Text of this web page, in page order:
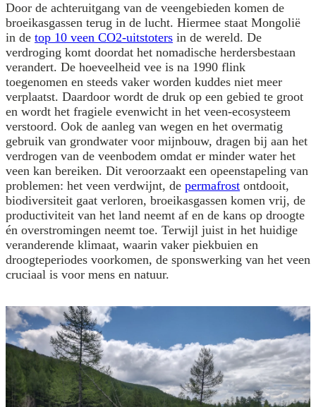
Door de achteruitgang van de veengebieden komen de
broeikasgassen terug in de lucht. Hiermee staat Mongolië
in de top 10 veen CO2-uitstoters in de wereld. De
verdroging komt doordat het nomadische herdersbestaan
verandert. De hoeveelheid vee is na 1990 flink
toegenomen en steeds vaker worden kuddes niet meer
verplaatst. Daardoor wordt de druk op een gebied te groot
en wordt het fragiele evenwicht in het veen-ecosysteem
verstoord. Ook de aanleg van wegen en het overmatig
gebruik van grondwater voor mijnbouw, dragen bij aan het
verdrogen van de veenbodem omdat er minder water het
veen kan bereiken. Dit veroorzaakt een opeenstapeling van
problemen: het veen verdwijnt, de permafrost ontdooit,
biodiversiteit gaat verloren, broeikasgassen komen vrij, de
productiviteit van het land neemt af en de kans op droogte
én overstromingen neemt toe. Terwijl juist in het huidige
veranderende klimaat, waarin vaker piekbuien en
droogteperiodes voorkomen, de sponswerking van het veen
cruciaal is voor mens en natuur.